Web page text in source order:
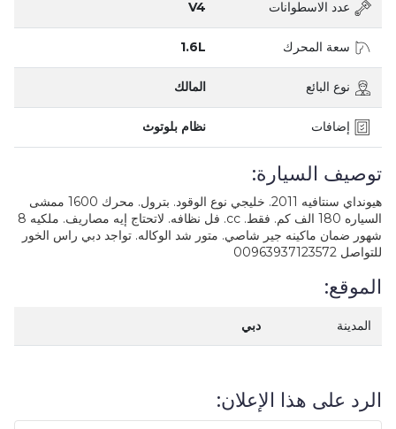
عدد الاسطوانات V4
سعة المحرك 1.6L
نوع البائع المالك
إضافات نظام بلوتوث
توصيف السيارة:
هيونداي سنتافيه 2011. خليجي نوع الوقود. بترول. محرك 1600 ممشى
السياره 180 الف كم. فقط. cc. فل نظافه. لاتحتاج إيه مصاريف. ملكيه 8
شهور ضمان ماكينه جير شاصي. متور شد الوكاله. تواجد دبي راس الخور
للتواصل 00963937123572
الموقع:
المدينة دبي
الرد على هذا الإعلان: